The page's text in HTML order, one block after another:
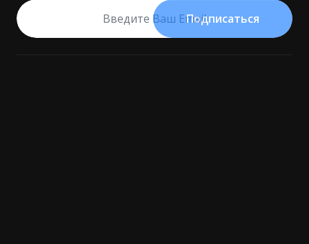
Подписаться